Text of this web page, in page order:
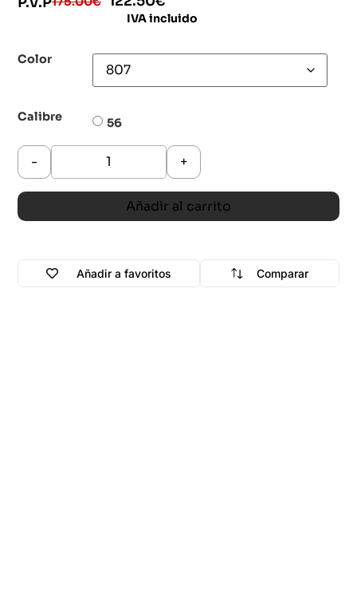
IVA incluido
Color
Calibre 56
- +
Añadir al carrito
Añadir a favoritos Comparar